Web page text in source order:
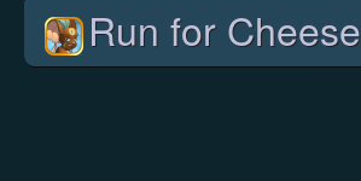
Run for Cheese